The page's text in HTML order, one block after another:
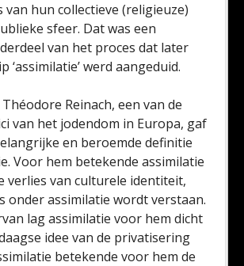
van hun collectieve (religieuze)
sfeer. Dat was een
van het proces dat later
‘assimilatie’ werd aangeduid.
Reinach, een van de
van het jodendom in Europa, gaf
en beroemde definitie
Voor hem betekende assimilatie
verlies van culturele identiteit,
onder assimilatie wordt verstaan.
lag assimilatie voor hem dicht
idee van de privatisering
betekende voor hem de